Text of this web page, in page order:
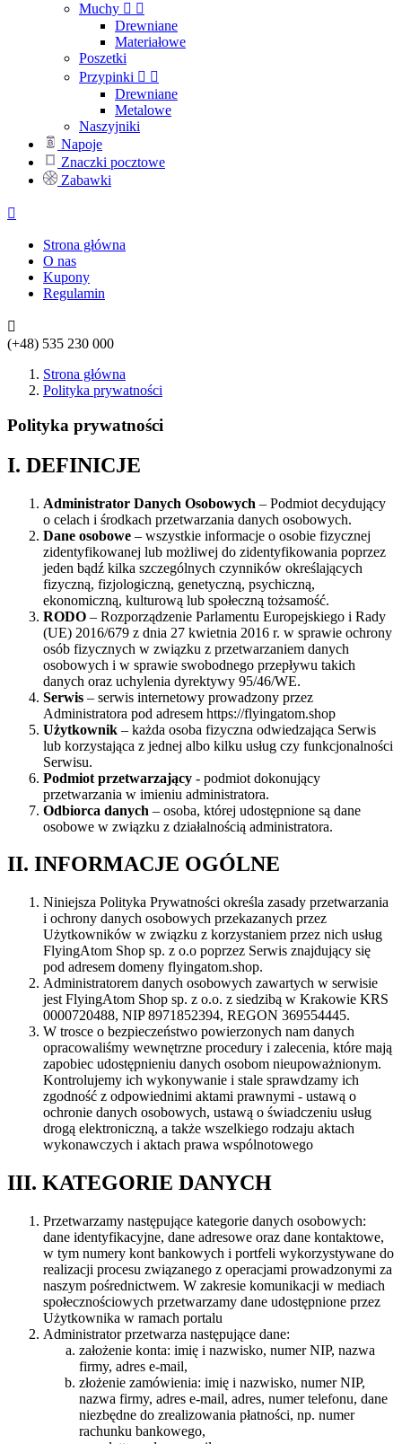
Muchy  
Drewniane
Materiałowe
Poszetki
Przypinki  
Drewniane
Metalowe
Naszyjniki
Napoje
Znaczki pocztowe
Zabawki

Strona główna
O nas
Kupony
Regulamin

(+48) 535 230 000
Strona główna
Polityka prywatności
Polityka prywatności
I. DEFINICJE
Administrator Danych Osobowych – Podmiot decydujący
o celach i środkach przetwarzania danych osobowych.
Dane osobowe – wszystkie informacje o osobie fizycznej
zidentyfikowanej lub możliwej do zidentyfikowania poprzez
jeden bądź kilka szczególnych czynników określających
fizyczną, fizjologiczną, genetyczną, psychiczną,
ekonomiczną, kulturową lub społeczną tożsamość.
RODO – Rozporządzenie Parlamentu Europejskiego i Rady
(UE) 2016/679 z dnia 27 kwietnia 2016 r. w sprawie ochrony
osób fizycznych w związku z przetwarzaniem danych
osobowych i w sprawie swobodnego przepływu takich
danych oraz uchylenia dyrektywy 95/46/WE.
Serwis – serwis internetowy prowadzony przez
Administratora pod adresem https://flyingatom.shop
Użytkownik – każda osoba fizyczna odwiedzająca Serwis
lub korzystająca z jednej albo kilku usług czy funkcjonalności
Serwisu.
Podmiot przetwarzający - podmiot dokonujący
przetwarzania w imieniu administratora.
Odbiorca danych – osoba, której udostępnione są dane
osobowe w związku z działalnością administratora.
II. INFORMACJE OGÓLNE
Niniejsza Polityka Prywatności określa zasady przetwarzania
i ochrony danych osobowych przekazanych przez
Użytkowników w związku z korzystaniem przez nich usług
FlyingAtom Shop sp. z o.o poprzez Serwis znajdujący się
pod adresem domeny flyingatom.shop.
Administratorem danych osobowych zawartych w serwisie
jest FlyingAtom Shop sp. z o.o. z siedzibą w Krakowie KRS
0000720488, NIP 8971852394, REGON 369554445.
W trosce o bezpieczeństwo powierzonych nam danych
opracowaliśmy wewnętrzne procedury i zalecenia, które mają
zapobiec udostępnieniu danych osobom nieupoważnionym.
Kontrolujemy ich wykonywanie i stale sprawdzamy ich
zgodność z odpowiednimi aktami prawnymi - ustawą o
ochronie danych osobowych, ustawą o świadczeniu usług
drogą elektroniczną, a także wszelkiego rodzaju aktach
wykonawczych i aktach prawa wspólnotowego
III. KATEGORIE DANYCH
Przetwarzamy następujące kategorie danych osobowych:
dane identyfikacyjne, dane adresowe oraz dane kontaktowe,
w tym numery kont bankowych i portfeli wykorzystywane do
realizacji procesu związanego z operacjami prowadzonymi za
naszym pośrednictwem. W zakresie komunikacji w mediach
społecznościowych przetwarzamy dane udostępnione przez
Użytkownika w ramach portalu
Administrator przetwarza następujące dane:
założenie konta: imię i nazwisko, numer NIP, nazwa
firmy, adres e-mail,
złożenie zamówienia: imię i nazwisko, numer NIP,
nazwa firmy, adres e-mail, adres, numer telefonu, dane
niezbędne do zrealizowania płatności, np. numer
rachunku bankowego,